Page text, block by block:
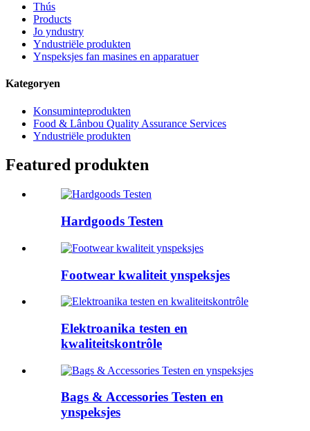
Thús
Products
Jo yndustry
Yndustriële produkten
Ynspeksjes fan masines en apparatuer
Kategoryen
Konsuminteprodukten
Food & Lânbou Quality Assurance Services
Yndustriële produkten
Featured produkten
Hardgoods Testen
Footwear kwaliteit ynspeksjes
Elektroanika testen en
kwaliteitskontrôle
Bags & Accessories Testen en
ynspeksjes